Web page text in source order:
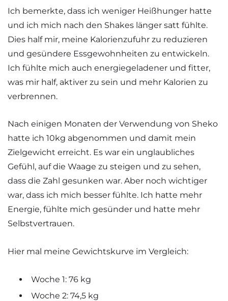
Ich bemerkte, dass ich weniger Heißhunger hatte
und ich mich nach den Shakes länger satt fühlte.
Dies half mir, meine Kalorienzufuhr zu reduzieren
und gesündere Essgewohnheiten zu entwickeln.
Ich fühlte mich auch energiegeladener und fitter,
was mir half, aktiver zu sein und mehr Kalorien zu
verbrennen.
Nach einigen Monaten der Verwendung von Sheko
hatte ich 10kg abgenommen und damit mein
Zielgewicht erreicht. Es war ein unglaubliches
Gefühl, auf die Waage zu steigen und zu sehen,
dass die Zahl gesunken war. Aber noch wichtiger
war, dass ich mich besser fühlte. Ich hatte mehr
Energie, fühlte mich gesünder und hatte mehr
Selbstvertrauen.
Hier mal meine Gewichtskurve im Vergleich:
Woche 1: 76 kg
Woche 2: 74,5 kg